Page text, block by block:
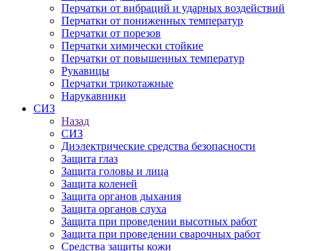
Перчатки от вибраций и ударных воздействий
Перчатки от пониженных температур
Перчатки от порезов
Перчатки химически стойкие
Перчатки от повышенных температур
Рукавицы
Перчатки трикотажные
Нарукавники
СИЗ
Назад
СИЗ
Диэлектрические средства безопасности
Защита глаз
Защита головы и лица
Защита коленей
Защита органов дыхания
Защита органов слуха
Защита при проведении высотных работ
Защита при проведении сварочных работ
Средства защиты кожи